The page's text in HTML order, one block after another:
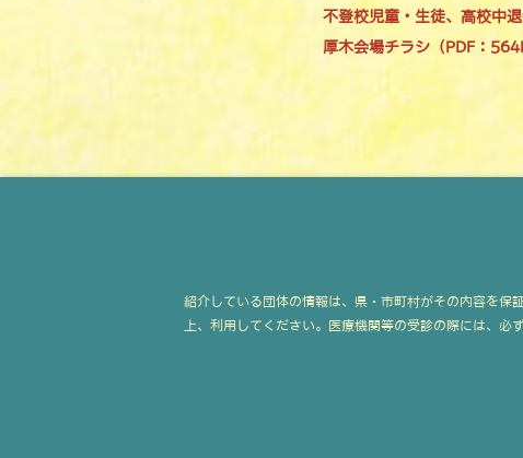
不登校児童・生徒、高校中
厚木会場チラシ（PDF：
紹介している団体の情報は、県・市町村がその内容を保
上、利用してください。医療機関等の受診の際には、必